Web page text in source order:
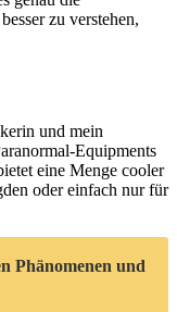
zu verstehen,
und ⁣mein
Equipments
eine Menge cooler
oder einfach nur für
Phänomenen und